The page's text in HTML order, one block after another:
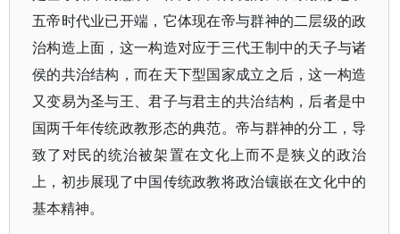
五帝时代业已开端，它体现在帝与群神的二层级的政
治构造上面，这一构造对应于三代王制中的天子与诸
侯的共治结构，而在天下型国家成立之后，这一构造
又变易为圣与王、君子与君主的共治结构，后者是中
国两千年传统政教形态的典范。帝与群神的分工，导
致了对民的统治被架置在文化上而不是狭义的政治
上，初步展现了中国传统政教将政治镶嵌在文化中的
基本精神。